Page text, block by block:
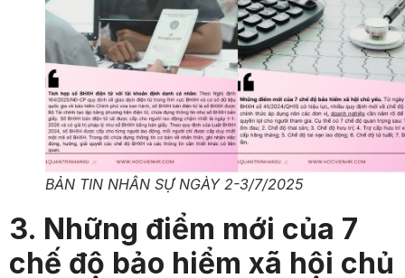
BẢN TIN NHÂN SỰ NGÀY 2-3/7/2025
3. Những điểm mới của 7
chế độ bảo hiểm xã hội chủ